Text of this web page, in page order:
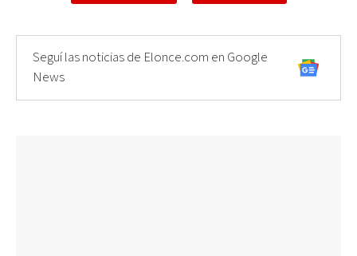
Seguí las noticias de Elonce.com en Google
News